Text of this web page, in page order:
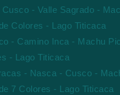
- Valle Sagrado -
Colores - Lago Titicaca
- Camino Inca - Machu
- Lago Titicaca
- Nasca - Cusco -
7 Colores - Lago Titicaca